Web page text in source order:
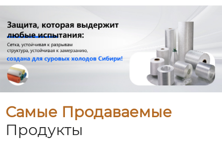
Самые Продаваемые
Продукты